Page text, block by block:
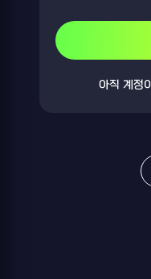
아직 계정